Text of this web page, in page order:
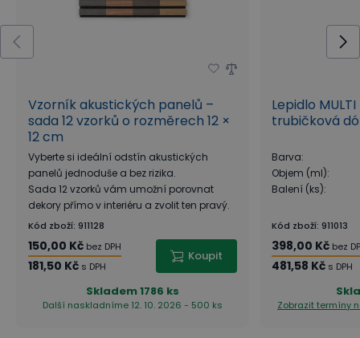
Vzorník akustických panelů –
sada 12 vzorků o rozměrech 12 ×
12 cm
Vyberte si ideální odstín akustických
panelů jednoduše a bez rizika.
Sada 12 vzorků vám umožní porovnat
dekory přímo v interiéru a zvolit ten pravý.
Kód zboží: 911128
150,00 Kč bez DPH
181,50 Kč s DPH
Koupit
Skladem1786 ks
Další naskladníme 12. 10. 2026 - 500 ks
Lepidlo MULTI
trubičková
Barva:
Objem (ml):
Balení (ks):
Kód zboží: 911013
398,00 Kč bez
481,58 Kč s DPH
Zobrazit termíny